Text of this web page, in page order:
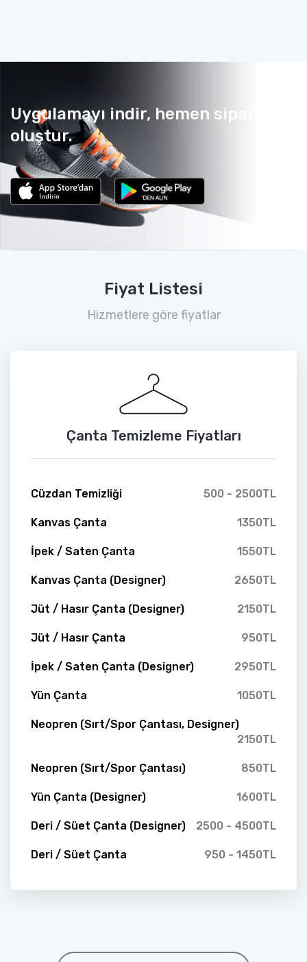
Uygulamayı indir, hemen sipariş
oluştur.
Fiyat Listesi
Hizmetlere göre fiyatlar
Çanta Temizleme Fiyatları
Cüzdan Temizliği 500 - 2500TL
Kanvas Çanta 1350TL
İpek / Saten Çanta 1550TL
Kanvas Çanta (Designer) 2650TL
Jüt / Hasır Çanta (Designer) 2150TL
Jüt / Hasır Çanta 950TL
İpek / Saten Çanta (Designer) 2950TL
Yün Çanta 1050TL
Neopren (Sırt/Spor Çantası, Designer)
2150TL
Neopren (Sırt/Spor Çantası) 850TL
Yün Çanta (Designer) 1600TL
Deri / Süet Çanta (Designer) 2500 - 4500TL
Deri / Süet Çanta 950 - 1450TL